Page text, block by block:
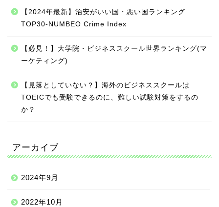
【2024年最新】治安がいい国・悪い国ランキング
TOP30-NUMBEO Crime Index
【必見！】大学院・ビジネススクール世界ランキング(マ
ーケティング)
【見落としていない？】海外のビジネススクールは
TOEICでも受験できるのに、難しい試験対策をするの
か？
アーカイブ
2024年9月
2022年10月